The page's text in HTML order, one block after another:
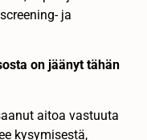
ja
on jäänyt tähän
aitoa vastuuta
kysymisestä,